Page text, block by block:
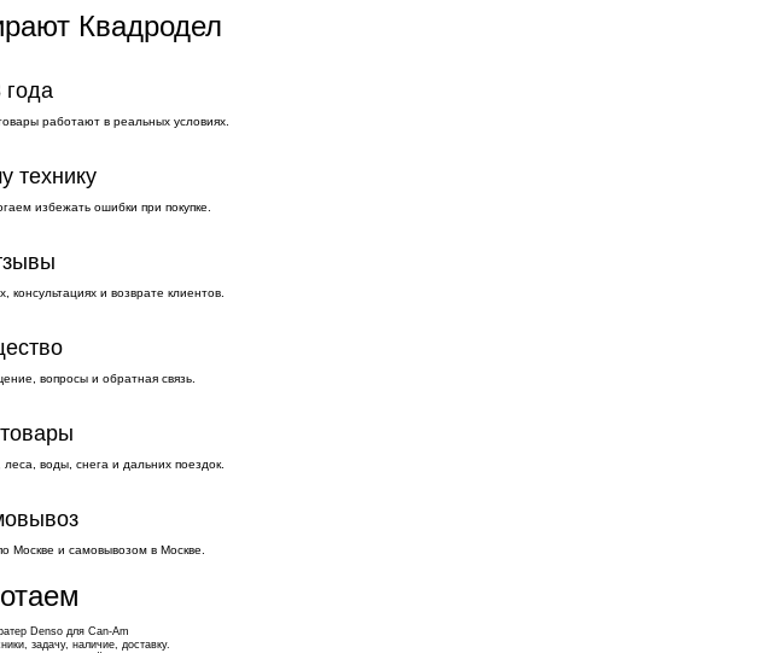
Квадродел
работают в реальных условиях.
технику
избежать ошибки при покупке.
консультациях и возврате клиентов.
вопросы и обратная связь.
воды, снега и дальних поездок.
Москве и самовывозом в Москве.
Denso для Can-Am
задачу, наличие, доставку.